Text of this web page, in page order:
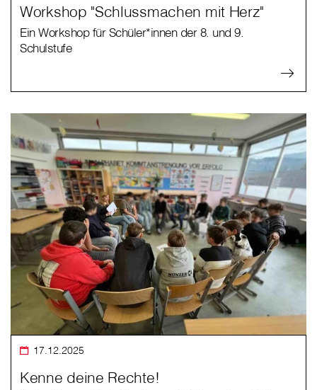
Workshop "Schlussmachen mit Herz"
Ein Workshop für Schüler*innen der 8. und 9.
Schulstufe
17.12.2025
Kenne deine Rechte!